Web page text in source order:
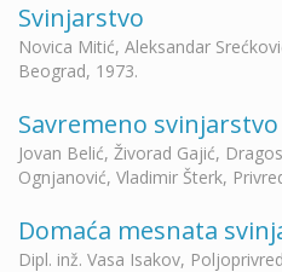
Svinjarstvo
Novica Mitić, Aleksandar
Beograd, 1973.
Savremeno svinjarstvo
Jovan Belić, Živorad Gajić,
Ognjanović, Vladimir Šterk,
Domaća mesnata
Dipl. inž. Vasa Isakov,